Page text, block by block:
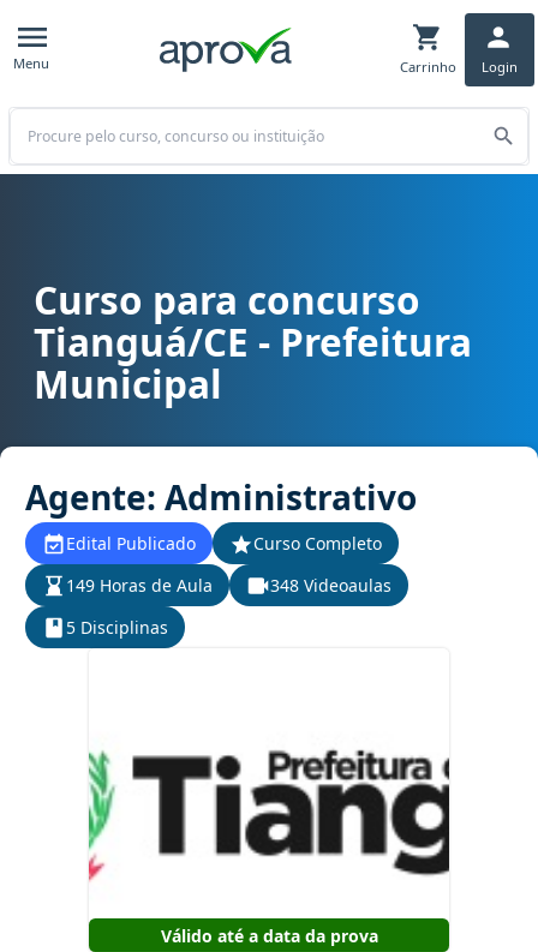
Menu Carrinho Login
Buscar
Curso para concurso Tianguá/CE - Prefeitura Municipal cargo
Curso para concurso
Tianguá/CE - Prefeitura
Municipal
Agente: Administrativo
Edital Publicado
Curso Completo
149 Horas de Aula
348 Videoaulas
5 Disciplinas
Válido até a data da prova